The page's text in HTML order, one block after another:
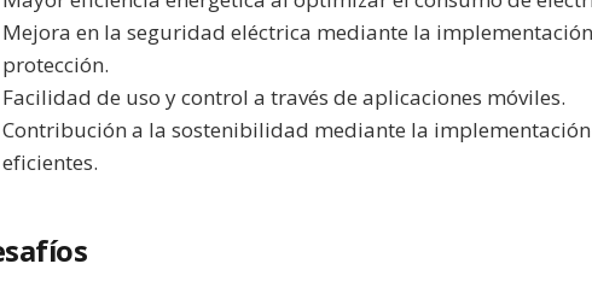
Mejora en la seguridad eléctrica mediante la
protección.
Facilidad de uso y control a través de aplicaciones móviles.
Contribución a la sostenibilidad mediante la
eficientes.